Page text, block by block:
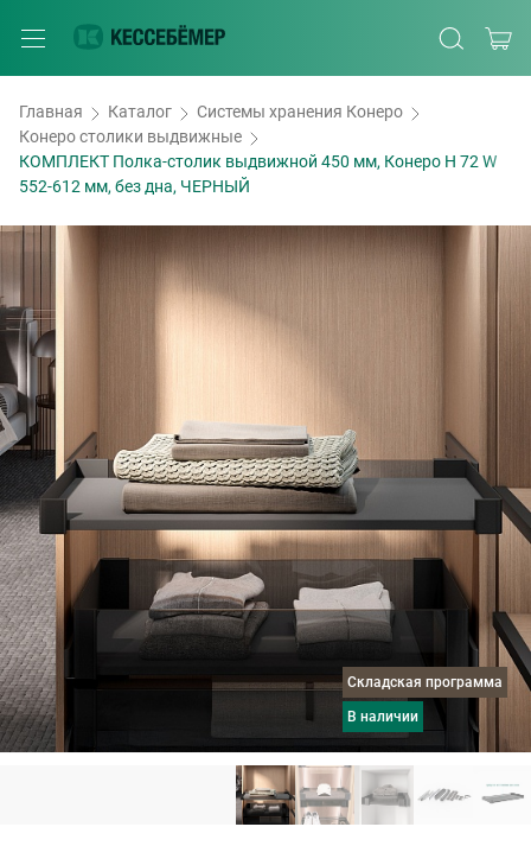
Главная Каталог
Системы хранения Конеро
Конеро столики выдвижные
КОМПЛЕКТ Полка-столик выдвижной 450 мм, Конеро H 72 W
552-612 мм, без дна, ЧЕРНЫЙ
Складская программа
в наличии